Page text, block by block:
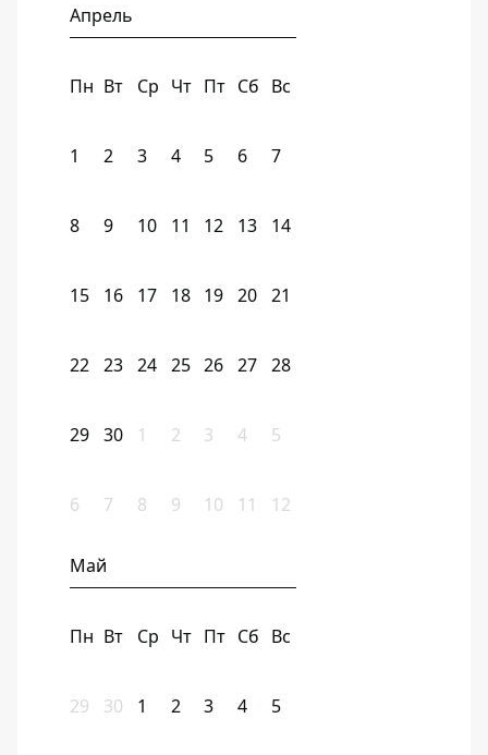
Апрель
Пн Вт Ср Чт Пт Сб Вс
1 2 3 4 5 6 7
8 9 10 11 12 13 14
15 16 17 18 19 20 21
22 23 24 25 26 27 28
29 30 1 2 3 4 5
6 7 8 9 10 11 12
Май
Пн Вт Ср Чт Пт Сб Вс
29 30 1 2 3 4 5